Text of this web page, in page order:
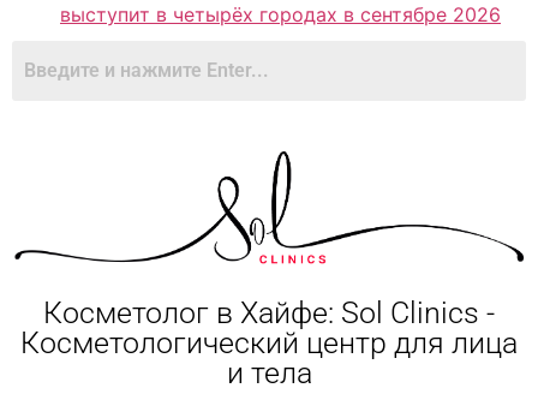
выступит в четырёх городах в сентябре 2026
Косметолог в Хайфе: Sol Clinics -
Косметологический центр для лица
и тела